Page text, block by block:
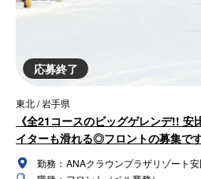
応募終了
東北 / 岩手県
《全21コースのビッグゲレンデ!!
イターも滑れる◎フロントの募集で
勤務： ANAクラウンプラザリゾート